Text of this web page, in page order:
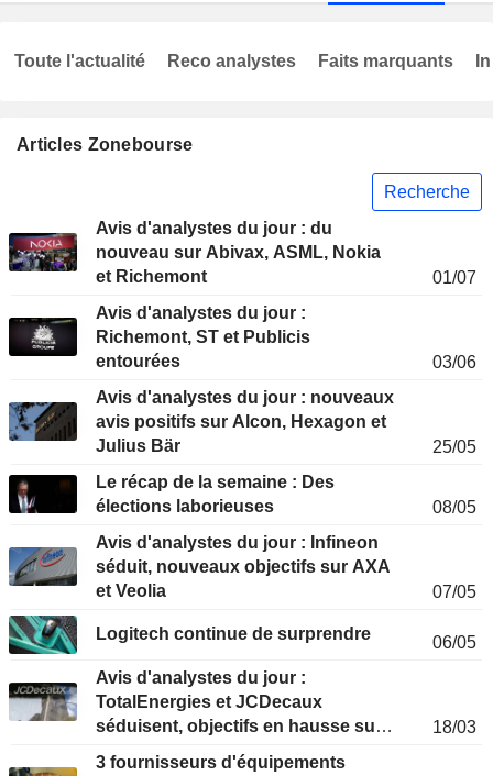
Articles Zonebourse
Recherche
Avis d'analystes du jour : du
nouveau sur Abivax, ASML, Nokia
et Richemont
01/07
Avis d'analystes du jour :
Richemont, ST et Publicis
entourées
03/06
Avis d'analystes du jour : nouveaux
avis positifs sur Alcon, Hexagon et
Julius Bär
25/05
Le récap de la semaine : Des
élections laborieuses
08/05
Avis d'analystes du jour : Infineon
séduit, nouveaux objectifs sur AXA
et Veolia
07/05
Logitech continue de surprendre
06/05
Avis d'analystes du jour :
TotalEnergies et JCDecaux
séduisent, objectifs en hausse sur
18/03
3 fournisseurs d'équipements
Toute l'actualité Reco analystes Faits marquants